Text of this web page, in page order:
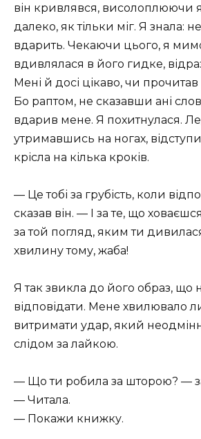
він кривлявся, висолоплюючи
далеко, як тільки міг. Я знала:
вдарить. Чекаючи цього, я
вдивлялася в його гидке,
Мені й досі цікаво, чи
Бо раптом, не сказавши ані
вдарив мене. Я похитнулася.
утримавшись на ногах,
крісла на кілька кроків.
— Це тобі за грубість, коли
сказав він. — І за те, що
за той погляд, яким ти
хвилину тому, жаба!
Я так звикла до його образ, що
відповідати. Мене хвилювало
витримати удар, який
слідом за лайкою.
— Що ти робила за шторою? —
— Читала.
— Покажи книжку.